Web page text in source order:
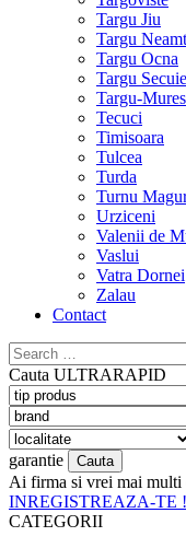
Targu Jiu
Targu Neamt
Targu Ocna
Targu
Targu-Mures
Tecuci
Timisoara
Tulcea
Turda
Turnu
Urziceni
Valenii de
Vaslui
Vatra Dornei
Zalau
Contact
Search
for:
Cauta ULTRARAPID
garantie
Ai firma si vrei mai multi
INREGISTREAZA-TE !
CATEGORII